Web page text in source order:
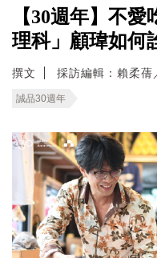
【30週年】不
理科」顧瑋如何
撰文 採訪編輯：賴柔蒨
誠品30週年